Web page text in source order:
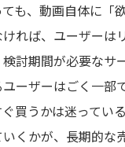
も、動画自体に
れば、ユーザーは
討期間が必要な
ーザーはごく一部で
ぐ買うかは迷って
くかが、長期的な